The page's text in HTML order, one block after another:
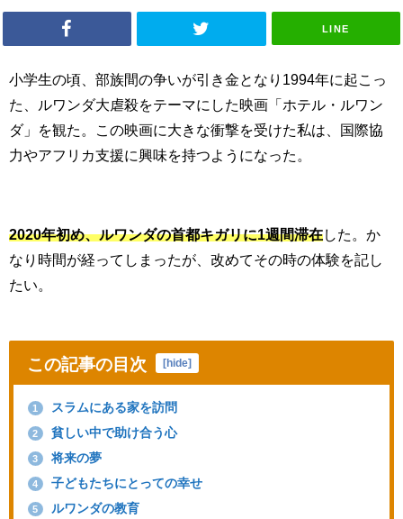
LINE
小学生の頃、部族間の争いが引き金となり 1994年に起こっ
た、ルワンダ大虐殺をテーマにした映画「ホテル・ルワン
ダ」を観た。この映画に大きな衝撃を受けた私は、国際協
力やアフリカ支援に興味を持つようになった。
2020年初め、ルワンダの首都キガリに1週間滞在した。か
なり時間が経ってしまったが、改めてその時の体験を記し
たい。
この記事の目次 [hide]
1 スラムにある家を訪問
2 貧しい中で助け合う心
3 将来の夢
4 子どもたちにとっての幸せ
5 ルワンダの教育